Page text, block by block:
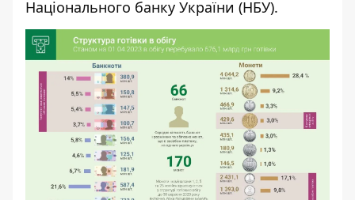
Національного банку України (НБУ).